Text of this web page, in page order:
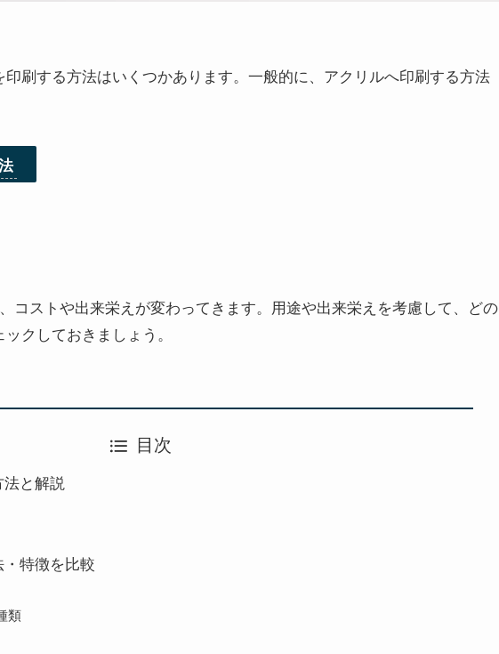
刷する方法はいくつかあります。一般的に、アクリルへ印刷する方法
コストや出来栄えが変わってきます。用途や出来栄えを考慮して、どの
クしておきましょう。
目次
と解説
特徴を比較
類